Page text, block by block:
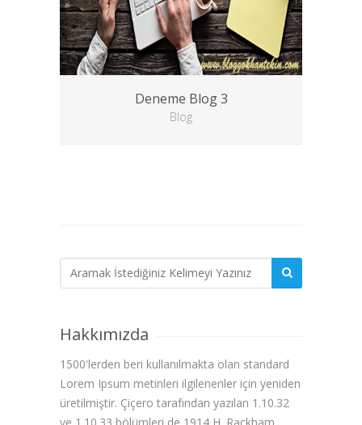
Deneme Blog 3
Blog
Hakkımızda
1500'lerden beri kullanılmakta olan standard
Lorem Ipsum metinleri ilgilenenler için yeniden
üretilmiştir. Çiçero tarafından yazılan 1.10.32